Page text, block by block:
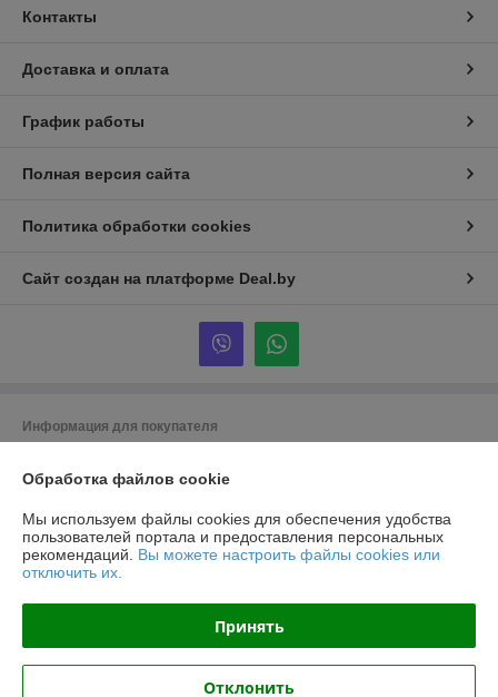
Контакты
Доставка и оплата
График работы
Полная версия сайта
Политика обработки cookies
Сайт создан на платформе Deal.by
Информация для покупателя
Минск,ул. Шабаны, д. 14а, каб. 39
Регистрационный номер ЕГР: 192629917
УНП: 192629917
Дата регистрации компании: 05.04.2016
Местонахождение книги жалоб и предложений: ул. Шабаны, д. 14а,
Обработка файлов cookie
Мы используем файлы cookies для обеспечения удобства
пользователей портала и предоставления персональных
рекомендаций. Вы можете настроить файлы cookies или
отключить их.
Принять
Отклонить